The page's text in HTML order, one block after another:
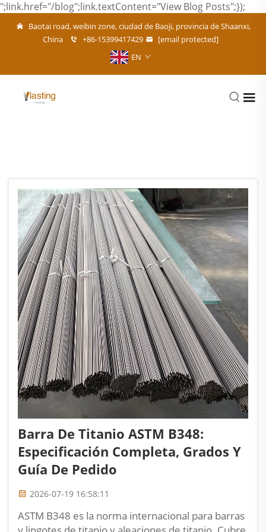
";link.href="/blog";link.textContent="View Blog Posts";});
Baotai road, weibin zone, ciudad de Baoji, provincia de Shaanxi,
China
+86-15399417429
[email protected]
EN
Barra De Titanio ASTM B348:
Especificación Completa, Grados Y
Guía De Pedido
2026-07-19 16:58:11
ASTM B348 es la norma internacional para barras